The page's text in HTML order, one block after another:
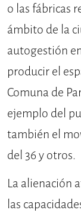
o las fábricas
ámbito de la
autogestión
producir el
Comuna de
ejemplo del
también el
del 36 y otros.
La alienación
las